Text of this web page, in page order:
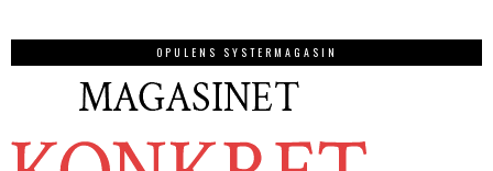
OPULENS SYSTERMAGASIN